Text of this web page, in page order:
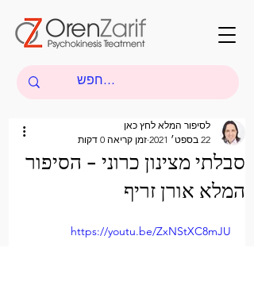
סבלתי מצינון כרוני - הסיפור
המלא אורן זריף
לסיפור המלא לחץ כאן
22 בספט׳ 2021
זמן קריאה 0 דקות
https://youtu.be/ZxNStXC8mJU